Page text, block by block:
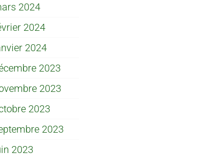
2024
2024
2024
2023
2023
2023
2023
2023